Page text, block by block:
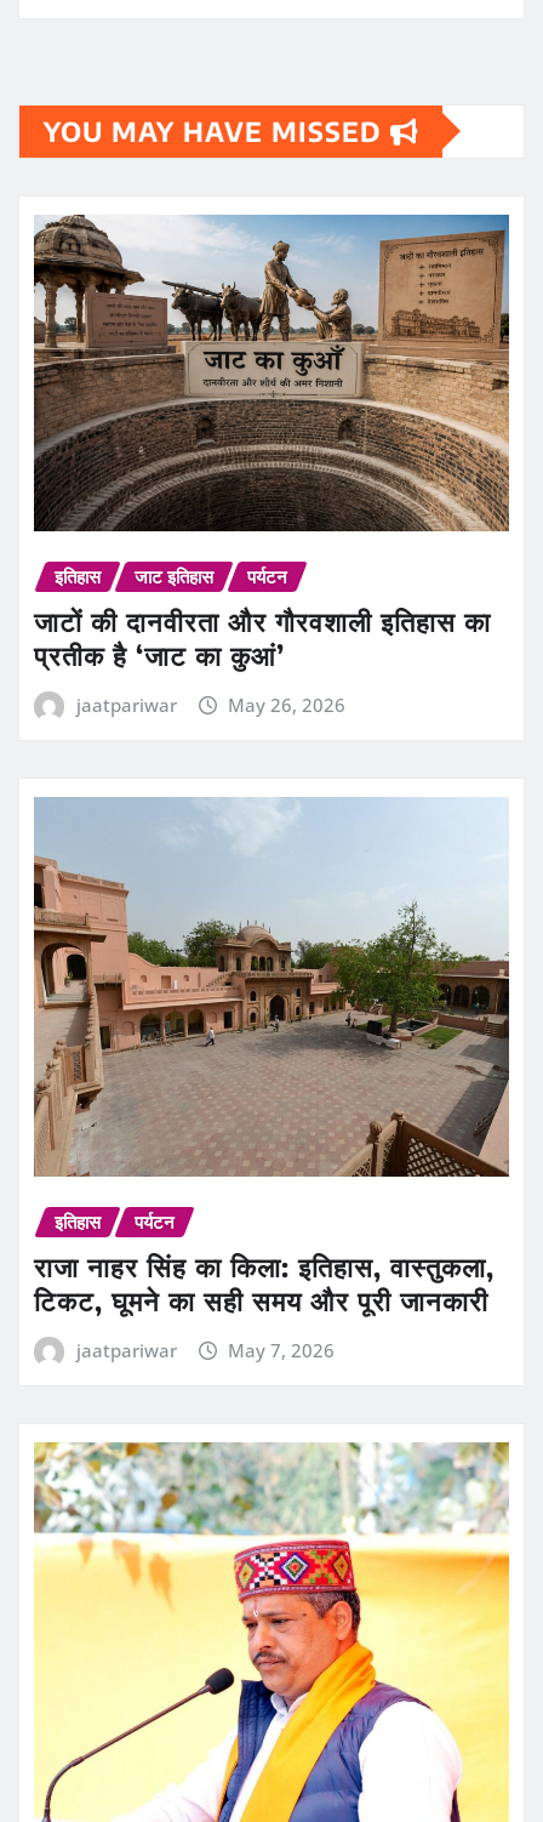
YOU MAY HAVE MISSED
इतिहास जाट इतिहास पर्यटन
जाटों की दानवीरता और गौरवशाली इतिहास का
प्रतीक है ‘जाट का कुआं’
jaatpariwar May 26, 2026
इतिहास पर्यटन
राजा नाहर सिंह का किला: इतिहास, वास्तुकला,
टिकट, घूमने का सही समय और पूरी जानकारी
jaatpariwar May 7, 2026